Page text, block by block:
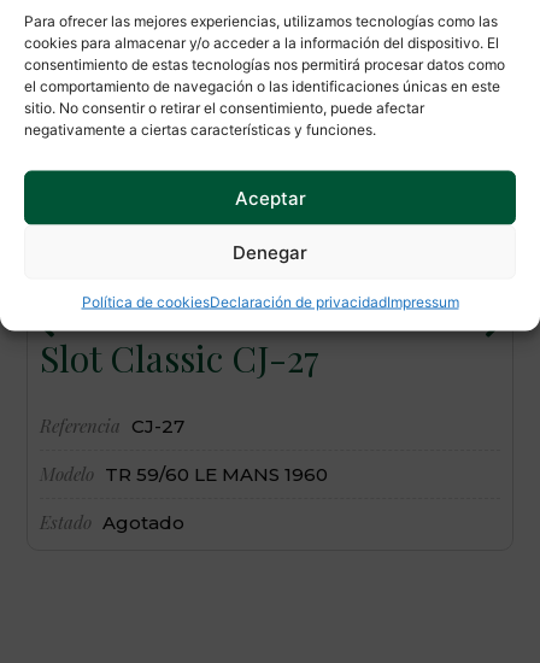
Para ofrecer las mejores experiencias, utilizamos tecnologías como las
cookies para almacenar y/o acceder a la información del dispositivo. El
consentimiento de estas tecnologías nos permitirá procesar datos como
el comportamiento de navegación o las identificaciones únicas en este
sitio. No consentir o retirar el consentimiento, puede afectar
negativamente a ciertas características y funciones.
Aceptar
Denegar
Política de cookiesDeclaración de privacidadImpressum
Terecomendamos
Slot Classic CJ-27
Referencia CJ-27
Modelo TR 59/60 LE MANS 1960
Estado Agotado